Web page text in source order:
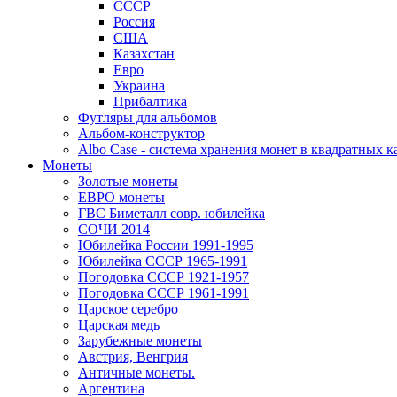
СССР
Россия
США
Казахстан
Евро
Украина
Прибалтика
Футляры для альбомов
Альбом-конструктор
Albo Case - система хранения монет в квадратных
Монеты
Золотые монеты
ЕВРО монеты
ГВС Биметалл совр. юбилейка
СОЧИ 2014
Юбилейка России 1991-1995
Юбилейка СССР 1965-1991
Погодовка СССР 1921-1957
Погодовка СССР 1961-1991
Царское серебро
Царская медь
Зарубежные монеты
Австрия, Венгрия
Античные монеты.
Аргентина